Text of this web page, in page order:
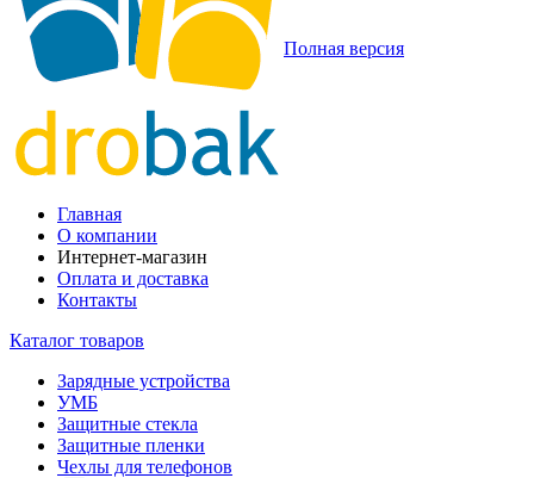
Полная версия
Главная
О компании
Интернет-магазин
Оплата и доставка
Контакты
Каталог товаров
Зарядные устройства
УМБ
Защитные стекла
Защитные пленки
Чехлы для телефонов